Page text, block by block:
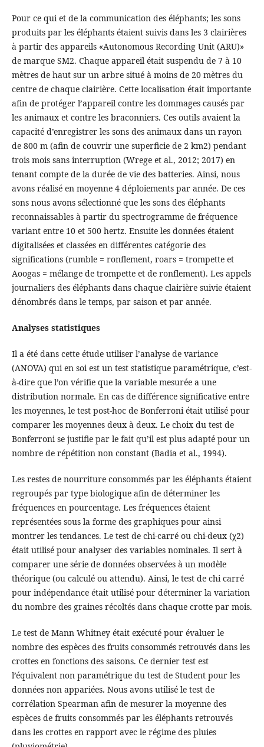
Pour ce qui et de la communication des éléphants; les sons
produits par les éléphants étaient suivis dans les 3 clairières
à partir des appareils «Autonomous Recording Unit (ARU)»
de marque SM2. Chaque appareil était suspendu de 7 à 10
mètres de haut sur un arbre situé à moins de 20 mètres du
centre de chaque clairière. Cette localisation était importante
afin de protéger l’appareil contre les dommages causés par
les animaux et contre les braconniers. Ces outils avaient la
capacité d’enregistrer les sons des animaux dans un rayon
de 800 m (afin de couvrir une superficie de 2 km2) pendant
trois mois sans interruption (Wrege et al., 2012; 2017) en
tenant compte de la durée de vie des batteries. Ainsi, nous
avons réalisé en moyenne 4 déploiements par année. De ces
sons nous avons sélectionné que les sons des éléphants
reconnaissables à partir du spectrogramme de fréquence
variant entre 10 et 500 hertz. Ensuite les données étaient
digitalisées et classées en différentes catégorie des
significations (rumble = ronflement, roars = trompette et
Aoogas = mélange de trompette et de ronflement). Les appels
journaliers des éléphants dans chaque clairière suivie étaient
dénombrés dans le temps, par saison et par année.
Analyses statistiques
Il a été dans cette étude utiliser l’analyse de variance
(ANOVA) qui en soi est un test statistique paramétrique, c’est-
à-dire que l’on vérifie que la variable mesurée a une
distribution normale. En cas de différence significative entre
les moyennes, le test post-hoc de Bonferroni était utilisé pour
comparer les moyennes deux à deux. Le choix du test de
Bonferroni se justifie par le fait qu’il est plus adapté pour un
nombre de répétition non constant (Badia et al., 1994).
Les restes de nourriture consommés par les éléphants étaient
regroupés par type biologique afin de déterminer les
fréquences en pourcentage. Les fréquences étaient
représentées sous la forme des graphiques pour ainsi
montrer les tendances. Le test de chi-carré ou chi-deux (χ2)
était utilisé pour analyser des variables nominales. Il sert à
comparer une série de données observées à un modèle
théorique (ou calculé ou attendu). Ainsi, le test de chi carré
pour indépendance était utilisé pour déterminer la variation
du nombre des graines récoltés dans chaque crotte par mois.
Le test de Mann Whitney était exécuté pour évaluer le
nombre des espèces des fruits consommés retrouvés dans les
crottes en fonctions des saisons. Ce dernier test est
l’équivalent non paramétrique du test de Student pour les
données non appariées. Nous avons utilisé le test de
corrélation Spearman afin de mesurer la moyenne des
espèces de fruits consommés par les éléphants retrouvés
dans les crottes en rapport avec le régime des pluies